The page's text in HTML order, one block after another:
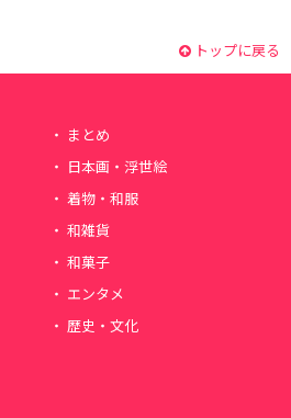
トップに戻る
まとめ
日本画・浮世絵
着物・和服
和雑貨
和菓子
エンタメ
歴史・文化